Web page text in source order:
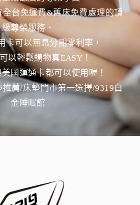
全台免運費&舊床免費處理的頂
級尊榮服務．
卡可以無息分期零利率，
以輕鬆購物真EASY！
國運通卡都可以使用喔！
薦/床墊門市第一選擇/9319白
金睡眠館